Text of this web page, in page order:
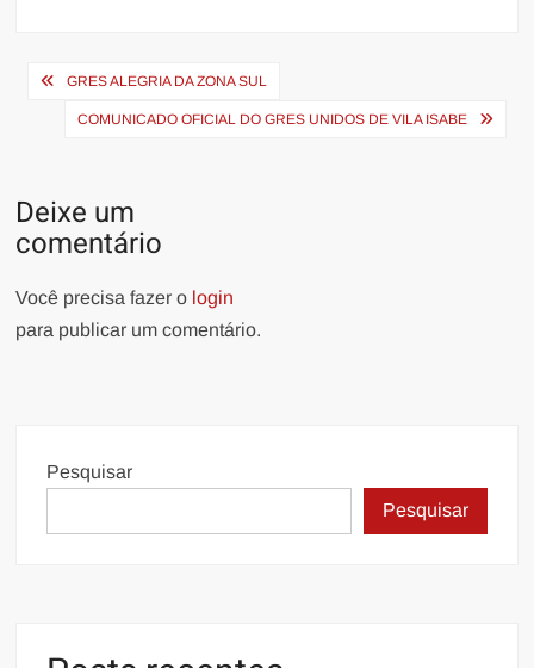
Navegação
GRES ALEGRIA DA ZONA SUL
COMUNICADO OFICIAL DO GRES UNIDOS DE VILA ISABE
Deixe um
comentário
Você precisa fazer o login
para publicar um comentário.
Pesquisar
Pesquisar